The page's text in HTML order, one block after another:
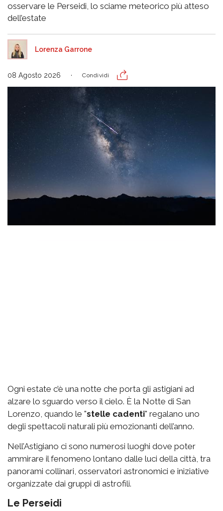
osservare le Perseidi, lo sciame meteorico più atteso
dell’estate
Lorenza Garrone
08 Agosto 2026 Condividi
Ogni estate c’è una notte che porta gli astigiani ad
alzare lo sguardo verso il cielo. È la Notte di San
Lorenzo, quando le "stelle cadenti" regalano uno
degli spettacoli naturali più emozionanti dell’anno.
Nell’Astigiano ci sono numerosi luoghi dove poter
ammirare il fenomeno lontano dalle luci della città, tra
panorami collinari, osservatori astronomici e iniziative
organizzate dai gruppi di astrofili.
Le Perseidi